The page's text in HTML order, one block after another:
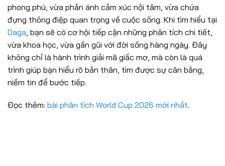
phong phú, vừa phản ánh cảm xúc nội tâm, vừa chứa
đựng thông điệp quan trọng về cuộc sống. Khi tìm hiểu tại
Daga , bạn sẽ có cơ hội tiếp cận những phân tích chi tiết,
vừa khoa học, vừa gần gũi với đời sống hàng ngày. Đây
không chỉ là hành trình giải mã giấc mơ, mà còn là quá
trình giúp bạn hiểu rõ bản thân, tìm được sự cân bằng,
niềm tin để bước tiếp.
Đọc thêm: bài phân tích World Cup 2026 mới nhất.